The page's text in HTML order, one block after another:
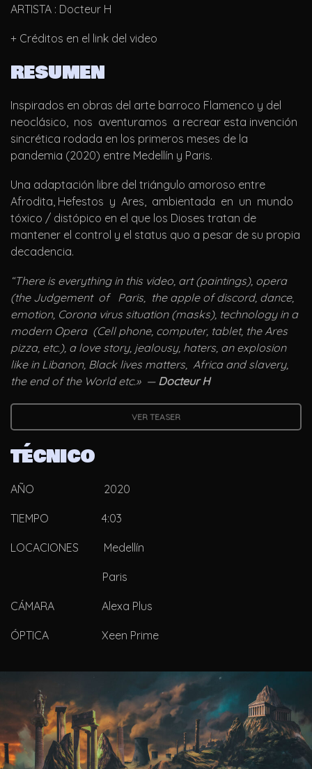
ARTISTA : Docteur H
+ Créditos en el link del video
RESUMEN
Inspirados en obras del arte barroco Flamenco y del
neoclásico, nos aventuramos a recrear esta invención
sincrética rodada en los primeros meses de la
pandemia (2020) entre Medellín y Paris.
Una adaptación libre del triángulo amoroso entre
Afrodita, Hefestos y Ares, ambientada en un mundo
tóxico / distópico en el que los Dioses tratan de
mantener el control y el status quo a pesar de su propia
decadencia.
“There is everything in this video, art (paintings), opera
(the Judgement of Paris, the apple of discord, dance,
emotion, Corona virus situation (masks), technology in a
modern Opera (Cell phone, computer, tablet, the Ares
pizza, etc.), a love story, jealousy, haters, an explosion
like in Libanon, Black lives matters, Africa and slavery,
the end of the World etc.» — Docteur H
VER TEASER
TÉCNICO
AÑO 2020
TIEMPO 4:03
LOCACIONES Medellín
Paris
CÁMARA Alexa Plus
ÓPTICA Xeen Prime